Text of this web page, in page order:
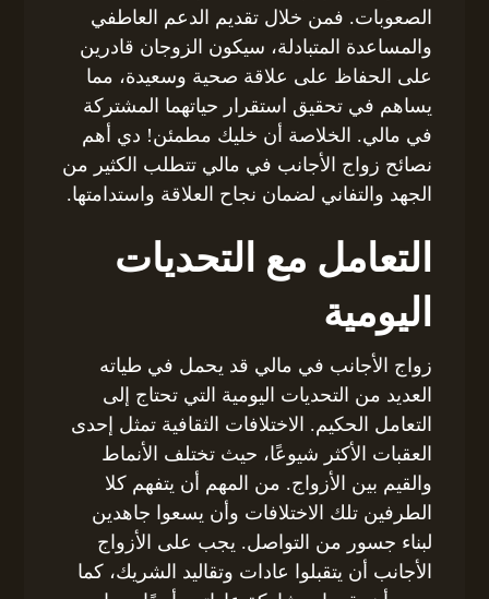
الصعوبات. فمن خلال تقديم الدعم العاطفي
والمساعدة المتبادلة، سيكون الزوجان قادرين
على الحفاظ على علاقة صحية وسعيدة، مما
يساهم في تحقيق استقرار حياتهما المشتركة
في مالي. الخلاصة أن خليك مطمئن! دي أهم
نصائح زواج الأجانب في مالي تتطلب الكثير من
الجهد والتفاني لضمان نجاح العلاقة واستدامتها.
التعامل مع التحديات
اليومية
زواج الأجانب في مالي قد يحمل في طياته
العديد من التحديات اليومية التي تحتاج إلى
التعامل الحكيم. الاختلافات الثقافية تمثل إحدى
العقبات الأكثر شيوعًا، حيث تختلف الأنماط
والقيم بين الأزواج. من المهم أن يتفهم كلا
الطرفين تلك الاختلافات وأن يسعوا جاهدين
لبناء جسور من التواصل. يجب على الأزواج
الأجانب أن يتقبلوا عادات وتقاليد الشريك، كما